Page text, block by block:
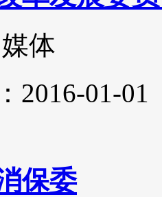
体
2016-01-01
保委